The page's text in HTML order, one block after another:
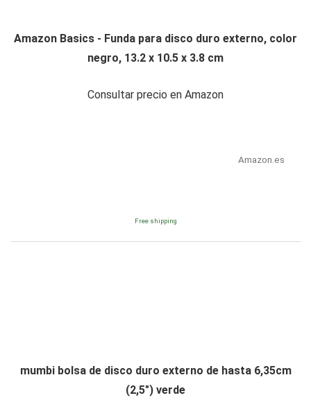
Amazon Basics - Funda para disco duro externo, color
negro, 13.2 x 10.5 x 3.8 cm
Consultar precio en Amazon
Amazon.es
Free shipping
mumbi bolsa de disco duro externo de hasta 6,35cm
(2,5") verde